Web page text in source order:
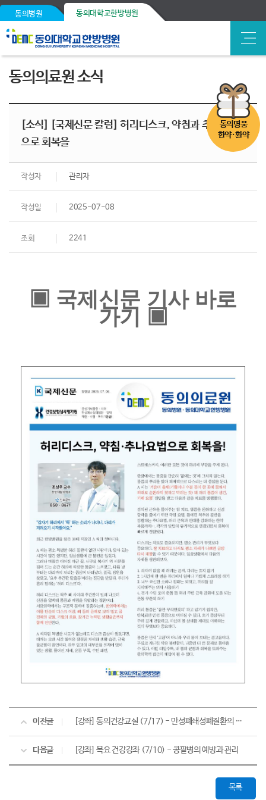
동의병원 동의대학교한방병원
동의명품
한약·환약
동의의료원 소식
[소식] [국제신문 칼럼] 허리디스크, 약침과 추나요법
으로 회복을
작성자 관리자
작성일 2025-07-08
조회 2241
▣ 국제신문 기사 바로
가기 ▣
이전글 [강좌] 동의건강교실 (7/17) - 만성폐쇄성폐질환의 이해와 치료
다음글 [강좌] 목요 건강강좌 (7/10) - 콩팥병의 예방과 관리
목록